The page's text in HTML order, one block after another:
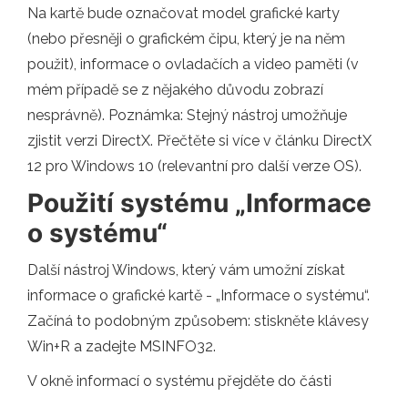
Na kartě bude označovat model grafické karty
(nebo přesněji o grafickém čipu, který je na něm
použit), informace o ovladačích a video paměti (v
mém případě se z nějakého důvodu zobrazí
nesprávně). Poznámka: Stejný nástroj umožňuje
zjistit verzi DirectX. Přečtěte si více v článku DirectX
12 pro Windows 10 (relevantní pro další verze OS).
Použití systému „Informace
o systému“
Další nástroj Windows, který vám umožní získat
informace o grafické kartě - „Informace o systému“.
Začíná to podobným způsobem: stiskněte klávesy
Win+R a zadejte MSINFO32.
V okně informací o systému přejděte do části